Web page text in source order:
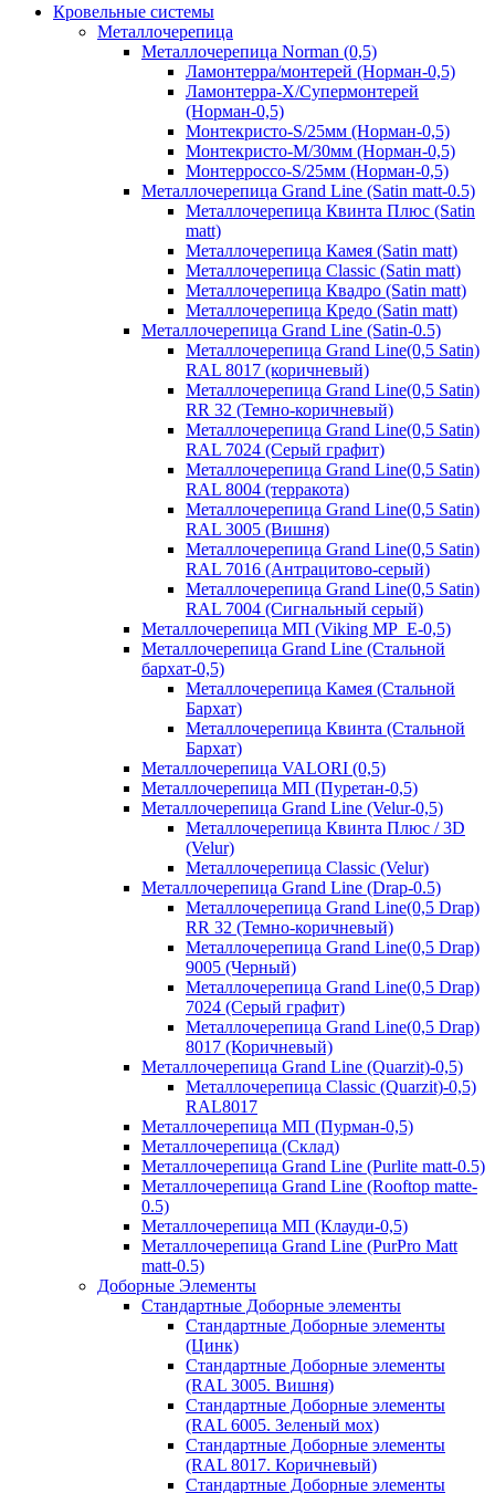
Кровельные системы
Металлочерепица
Металлочерепица Norman (0,5)
Ламонтерра/монтерей (Норман-0,5)
Ламонтерра-Х/Супермонтерей
(Норман-0,5)
Монтекристо-S/25мм (Норман-0,5)
Монтекристо-M/30мм (Норман-0,5)
Монтерроссо-S/25мм (Норман-0,5)
Металлочерепица Grand Line (Satin matt-0.5)
Металлочерепица Квинта Плюс (Satin
matt)
Металлочерепица Камея (Satin matt)
Металлочерепица Classic (Satin matt)
Металлочерепица Квадро (Satin matt)
Металлочерепица Кредо (Satin matt)
Металлочерепица Grand Line (Satin-0.5)
Металлочерепица Grand Line(0,5 Satin)
RAL 8017 (коричневый)
Металлочерепица Grand Line(0,5 Satin)
RR 32 (Темно-коричневый)
Металлочерепица Grand Line(0,5 Satin)
RAL 7024 (Серый графит)
Металлочерепица Grand Line(0,5 Satin)
RAL 8004 (терракота)
Металлочерепица Grand Line(0,5 Satin)
RAL 3005 (Вишня)
Металлочерепица Grand Line(0,5 Satin)
RAL 7016 (Антрацитово-серый)
Металлочерепица Grand Line(0,5 Satin)
RAL 7004 (Сигнальный серый)
Металлочерепица МП (Viking MP_E-0,5)
Металлочерепица Grand Line (Стальной
бархат-0,5)
Металлочерепица Камея (Стальной
Бархат)
Металлочерепица Квинта (Стальной
Бархат)
Металлочерепица VALORI (0,5)
Металлочерепица МП (Пуретан-0,5)
Металлочерепица Grand Line (Velur-0,5)
Металлочерепица Квинта Плюс / 3D
(Velur)
Металлочерепица Classic (Velur)
Металлочерепица Grand Line (Drap-0.5)
Металлочерепица Grand Line(0,5 Drap)
RR 32 (Темно-коричневый)
Металлочерепица Grand Line(0,5 Drap)
9005 (Черный)
Металлочерепица Grand Line(0,5 Drap)
7024 (Серый графит)
Металлочерепица Grand Line(0,5 Drap)
8017 (Коричневый)
Металлочерепица Grand Line (Quarzit)-0,5)
Металлочерепица Classic (Quarzit)-0,5)
RAL8017
Металлочерепица МП (Пурман-0,5)
Металлочерепица (Склад)
Металлочерепица Grand Line (Purlite matt-0.5)
Металлочерепица Grand Line (Rooftop matte-
0.5)
Металлочерепица МП (Клауди-0,5)
Металлочерепица Grand Line (PurPro Matt
matt-0.5)
Доборные Элементы
Стандартные Доборные элементы
Стандартные Доборные элементы
(Цинк)
Стандартные Доборные элементы
(RAL 3005. Вишня)
Стандартные Доборные элементы
(RAL 6005. Зеленый мох)
Стандартные Доборные элементы
(RAL 8017. Коричневый)
Стандартные Доборные элементы